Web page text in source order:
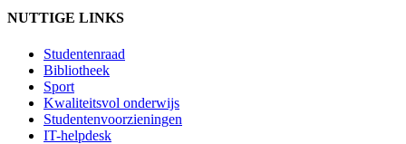
NUTTIGE LINKS
Studentenraad
Bibliotheek
Sport
Kwaliteitsvol onderwijs
Studentenvoorzieningen
IT-helpdesk